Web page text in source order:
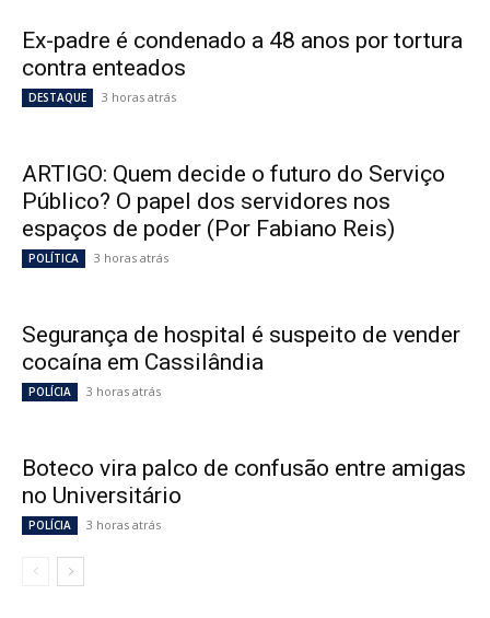
Ex-padre é condenado a 48 anos por tortura
contra enteados
DESTAQUE 3 horas atrás
ARTIGO: Quem decide o futuro do Serviço
Público? O papel dos servidores nos
espaços de poder (Por Fabiano Reis)
POLÍTICA 3 horas atrás
Segurança de hospital é suspeito de vender
cocaína em Cassilândia
POLÍCIA 3 horas atrás
Boteco vira palco de confusão entre amigas
no Universitário
POLÍCIA 3 horas atrás